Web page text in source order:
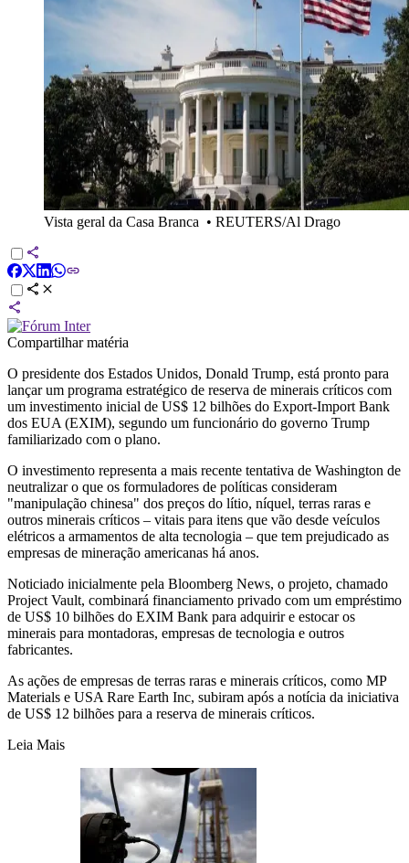
Vista geral da Casa Branca • REUTERS/Al Drago
Compartilhar matéria
O presidente dos Estados Unidos, Donald Trump, está pronto para
lançar um programa estratégico de reserva de minerais críticos com
um investimento inicial de US$ 12 bilhões do Export-Import Bank
dos EUA (EXIM), segundo um funcionário do governo Trump
familiarizado com o plano.
O investimento representa a mais recente tentativa de Washington de
neutralizar o que os formuladores de políticas consideram
"manipulação chinesa" dos preços do lítio, níquel, terras raras e
outros minerais críticos – vitais para itens que vão desde veículos
elétricos a armamentos de alta tecnologia – que tem prejudicado as
empresas de mineração americanas há anos.
Noticiado inicialmente pela Bloomberg News, o projeto, chamado
Project Vault, combinará financiamento privado com um empréstimo
de US$ 10 bilhões do EXIM Bank para adquirir e estocar os
minerais para montadoras, empresas de tecnologia e outros
fabricantes.
As ações de empresas de terras raras e minerais críticos, como MP
Materials e USA Rare Earth Inc, subiram após a notícia da iniciativa
de US$ 12 bilhões para a reserva de minerais críticos.
Leia Mais